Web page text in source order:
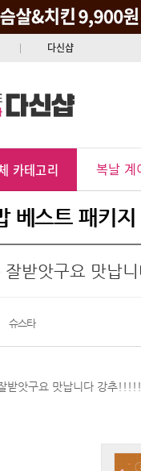
다신샵
카테고리 복날 계
베스트 패키
잘받앗구요 맛납
슈스타
받앗구요 맛납니다 강추!!!!!